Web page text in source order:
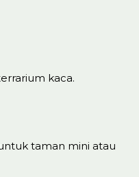
kaca.
taman mini atau